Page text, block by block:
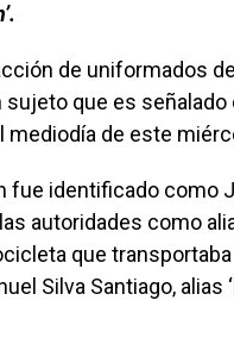
de uniformados
que es
mediodía de este
fue identificado como
autoridades como
que
Silva Santiago, alias